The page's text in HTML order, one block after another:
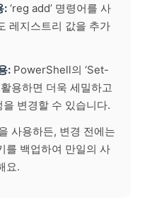
: ‘reg add’ 명령어를 사
레지스트리 값을 추가
: PowerShell의 ‘Set-
용하면 더욱 세밀하고
변경할 수 있습니다.
사용하든, 변경 전에는
를 백업하여 만일의 사
요.